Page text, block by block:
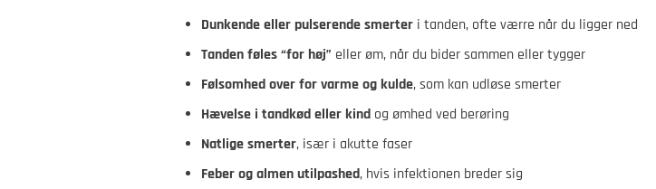
Dunkende eller pulserende smerteri tanden, ofte værre når du ligger ned
Tanden føles “for høj” eller øm, når du bider sammen eller tygger
Følsomhed over for varme og kulde, som kan udløse smerter
Hævelse i tandkød eller kindog ømhed ved berøring
Natlige smerter, især i akutte faser
Feber og almen utilpashed, hvis infektionen breder sig